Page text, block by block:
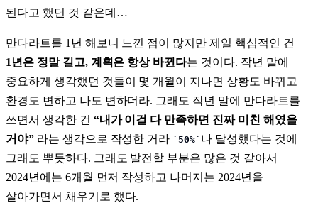
된다고 했던 것 같은데…
만다라트를 1년 해보니 느낀 점이 많지만 제일 핵심적인 건
1년은 정말 길고, 계획은 항상 바뀐다는 것이다. 작년 말에
중요하게 생각했던 것들이 몇 개월이 지나면 상황도 바뀌고
환경도 변하고 나도 변하더라. 그래도 작년 말에 만다라트를
쓰면서 생각한 건 “내가 이걸 다 만족하면 진짜 미친 해였을
거야”라는 생각으로 작성한 거라 50% 나 달성했다는 것에
그래도 뿌듯하다. 그래도 발전할 부분은 많은 것 같아서
2024년에는 6개월 먼저 작성하고 나머지는 2024년을
살아가면서 채우기로 했다.